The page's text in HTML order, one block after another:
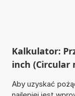
Kalkulator:
inch (Circular
Aby uzyskać